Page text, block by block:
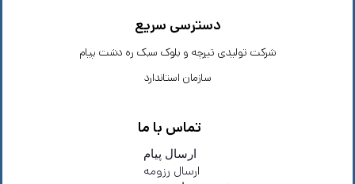
دسترسی سریع
شرکت تولیدی تیرچه و بلوک سبک ره دشت پیام
سازمان استاندارد
تماس با ما
ارسال پیام
ارسال رزومه